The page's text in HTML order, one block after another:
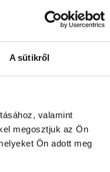
A sütikről
valamint
megosztjuk az Ön
Ön adott meg
youtube